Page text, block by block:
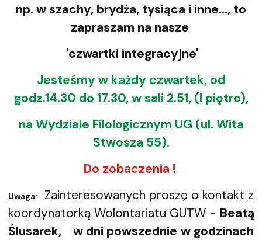
np. w szachy, brydża, tysiąca i inne..., to
zapraszam na nasze
'czwartki integracyjne'
Jesteśmy w każdy czwartek, od
godz.14.30 do 17.30, w sali 2.51, (I piętro),
na Wydziale Filologicznym UG (ul. Wita
Stwosza 55).
Do zobaczenia !
Uwaga:
Zainteresowanych proszę o kontakt z
koordynatorką Wolontariatu GUTW - Beatą
Ślusarek, w dni powszednie w godzinach